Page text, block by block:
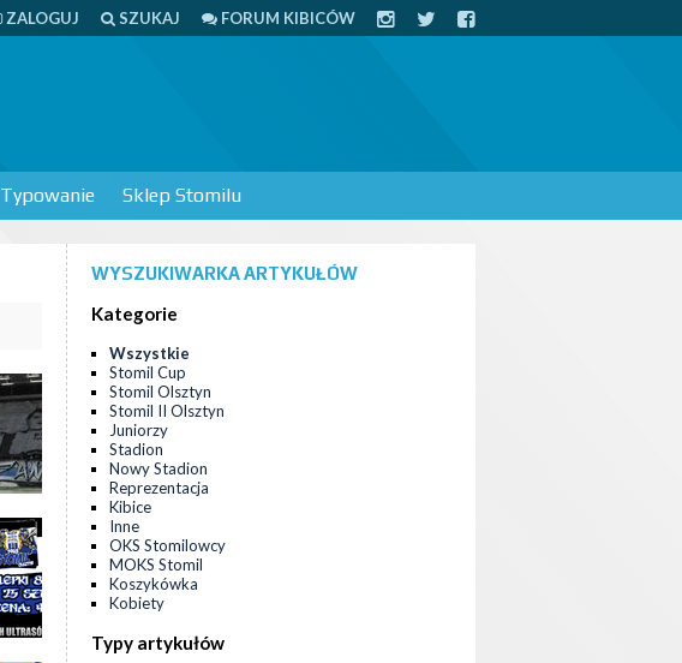
ZALOGUJ SZUKAJ FORUM KIBICÓW
Typowanie Sklep Stomilu
WYSZUKIWARKA ARTYKUŁÓW
Kategorie
Wszystkie
Stomil Cup
Stomil Olsztyn
Stomil II Olsztyn
Juniorzy
Stadion
Nowy Stadion
Reprezentacja
Kibice
Inne
OKS Stomilowcy
MOKS Stomil
Koszykówka
Kobiety
Typy artykułów